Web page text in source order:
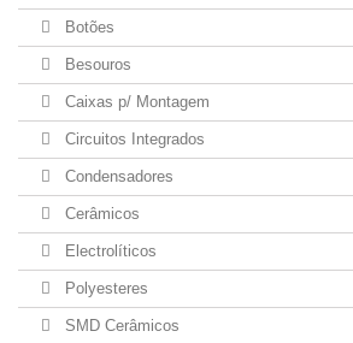
Botões
Besouros
Caixas p/ Montagem
Circuitos Integrados
Condensadores
Cerâmicos
Electrolíticos
Polyesteres
SMD Cerâmicos